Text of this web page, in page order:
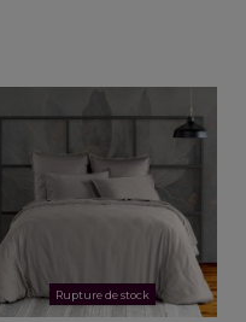
Rupture de stock